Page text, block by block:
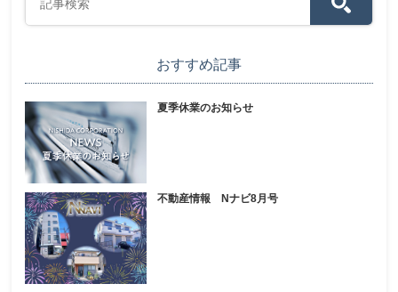
おすすめ記事
夏季休業のお知らせ
不動産情報 Nナビ8月号